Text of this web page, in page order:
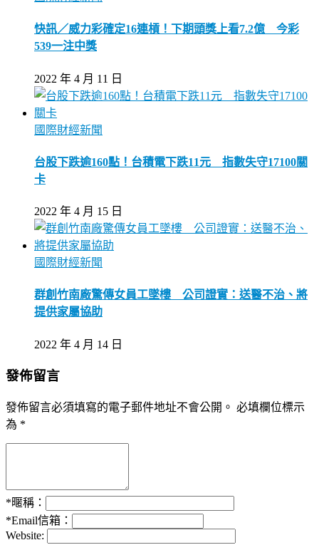
快訊／威力彩確定16連槓！下期頭獎上看7.2億 今彩
539一注中獎
2022 年 4 月 11 日
國際財經新聞
台股下跌逾160點！台積電下跌11元 指數失守17100關
卡
2022 年 4 月 15 日
國際財經新聞
群創竹南廠驚傳女員工墜樓 公司證實：送醫不治、將
提供家屬協助
2022 年 4 月 14 日
發佈留言
發佈留言必須填寫的電子郵件地址不會公開。 必填欄位標示
為 *
*暱稱：
*Email信箱：
Website: